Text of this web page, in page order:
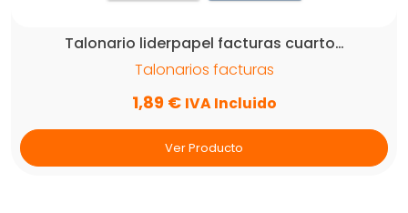
Talonario liderpapel facturas cuarto…
Talonarios facturas
1,89 € IVA Incluido
Ver Producto